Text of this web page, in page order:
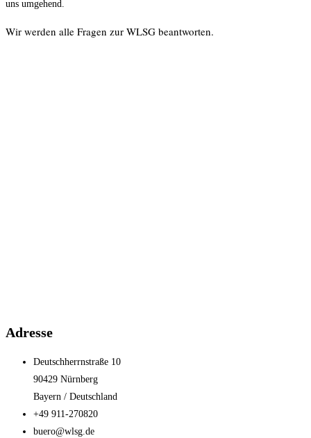
uns umgehend.
Wir werden alle Fragen zur WLSG beantworten.
Adresse
Deutschherrnstraße 10
90429 Nürnberg
Bayern / Deutschland
+49 911-270820
buero@wlsg.de